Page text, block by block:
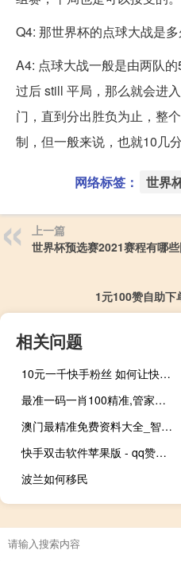
Q4: 那世界杯的点球大战是多
A4: 点球大战一般是由两队
过后 still 平局，那么就会进
门，直到分出胜负为止，整
制，但一般来说，也就10几分
网络标签： 世界
上一篇
世界杯预选赛2021赛程有哪
1元100赞自助
相关问题
10元一千快手粉丝 如何让快手粉丝暴涨
最准一码一肖100精准,管家婆_智能AI深度解析_好看视频版v32.26.76
澳门最精准免费资料大全_智能AI深度解析_好看视频版v32.49
快手双击软件苹果版 - qq赞在线自助下单网站免费
波兰如何移民